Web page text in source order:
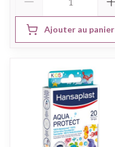
Ajouter au panier